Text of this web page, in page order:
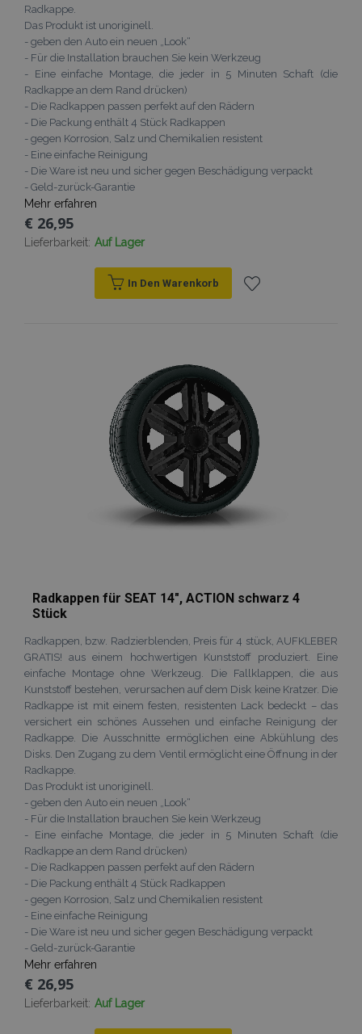
Radkappe.
Das Produkt ist unoriginell.
- geben den Auto ein neuen „Look“
- Für die Installation brauchen Sie kein Werkzeug
- Eine einfache Montage, die jeder in 5 Minuten Schaft (die
Radkappe an dem Rand drücken)
- Die Radkappen passen perfekt auf den Rädern
- Die Packung enthält 4 Stück Radkappen
- gegen Korrosion, Salz und Chemikalien resistent
- Eine einfache Reinigung
- Die Ware ist neu und sicher gegen Beschädigung verpackt
- Geld-zurück-Garantie
Mehr erfahren
€ 26,95
Lieferbarkeit: Auf Lager
In Den Warenkorb
Radkappen für SEAT 14", ACTION schwarz 4
Stück
Radkappen, bzw. Radzierblenden, Preis für 4 stück, AUFKLEBER
GRATIS! aus einem hochwertigen Kunststoff produziert. Eine
einfache Montage ohne Werkzeug. Die Fallklappen, die aus
Kunststoff bestehen, verursachen auf dem Disk keine Kratzer. Die
Radkappe ist mit einem festen, resistenten Lack bedeckt – das
versichert ein schönes Aussehen und einfache Reinigung der
Radkappe. Die Ausschnitte ermöglichen eine Abkühlung des
Disks. Den Zugang zu dem Ventil ermöglicht eine Öffnung in der
Radkappe.
Das Produkt ist unoriginell.
- geben den Auto ein neuen „Look“
- Für die Installation brauchen Sie kein Werkzeug
- Eine einfache Montage, die jeder in 5 Minuten Schaft (die
Radkappe an dem Rand drücken)
- Die Radkappen passen perfekt auf den Rädern
- Die Packung enthält 4 Stück Radkappen
- gegen Korrosion, Salz und Chemikalien resistent
- Eine einfache Reinigung
- Die Ware ist neu und sicher gegen Beschädigung verpackt
- Geld-zurück-Garantie
Mehr erfahren
€ 26,95
Lieferbarkeit: Auf Lager